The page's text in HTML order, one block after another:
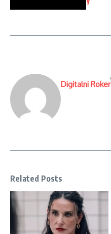
Digitalni Roker
Related Posts